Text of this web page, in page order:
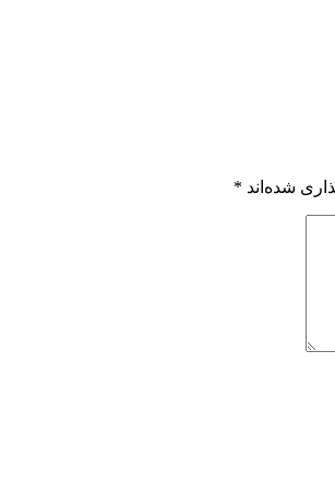
شده‌اند *